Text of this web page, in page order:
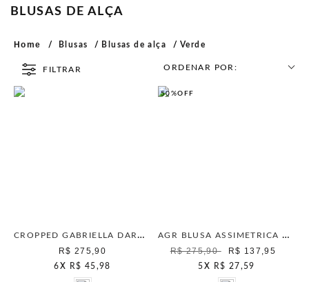
BLUSAS DE ALÇA
Home Blusas Blusas de alça Verde
FILTRAR ORDENAR POR:
CROPPED GABRIELLA DARK CACTUS
R$ 275,90
6 X R$ 45,98
50%OFF
AGR BLUSA ASSIMETRICA VERDE CANA
R$ 275,90
R$ 137,95
5 X R$ 27,59